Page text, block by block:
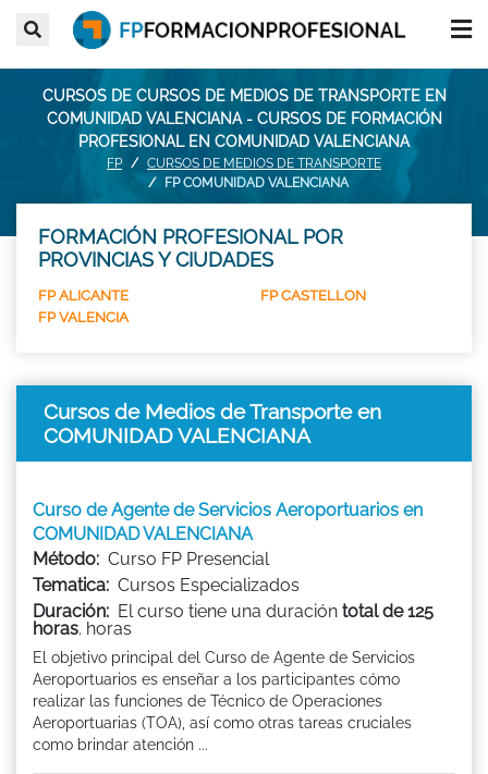
CURSOS DE CURSOS DE MEDIOS DE TRANSPORTE EN
COMUNIDAD VALENCIANA - CURSOS DE FORMACIÓN
PROFESIONAL EN COMUNIDAD VALENCIANA
FP
CURSOS DE MEDIOS DE TRANSPORTE
FP COMUNIDAD VALENCIANA
FORMACIÓN PROFESIONAL POR
PROVINCIAS Y CIUDADES
FP ALICANTE
FP CASTELLON
FP VALENCIA
Cursos de Medios de Transporte en
COMUNIDAD VALENCIANA
Curso de Agente de Servicios Aeroportuarios en
COMUNIDAD VALENCIANA
Método: Curso FP Presencial
Tematica: Cursos Especializados
Duración: El curso tiene una duración total de 125
horas. horas
El objetivo principal del Curso de Agente de Servicios
Aeroportuarios es enseñar a los participantes cómo
realizar las funciones de Técnico de Operaciones
Aeroportuarias (TOA), así como otras tareas cruciales
como brindar atención ...